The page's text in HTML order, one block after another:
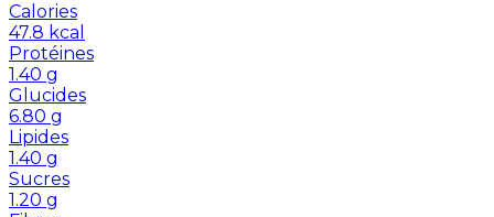
Calories
47.8 kcal
Protéines
1.40 g
Glucides
6.80 g
Lipides
1.40 g
Sucres
1.20 g